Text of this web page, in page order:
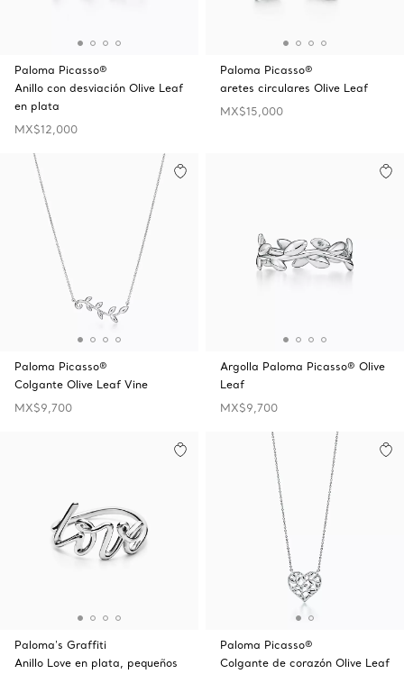
Paloma Picasso®
Anillo con desviación Olive Leaf
en plata
MX$12,000
Paloma Picasso®
aretes circulares Olive Leaf
MX$15,000
Paloma Picasso®
Colgante Olive Leaf Vine
MX$9,700
Argolla Paloma Picasso® Olive
Leaf
MX$9,700
Paloma's Graffiti
Anillo Love en plata, pequeños
Paloma Picasso®
Colgante de corazón Olive Leaf